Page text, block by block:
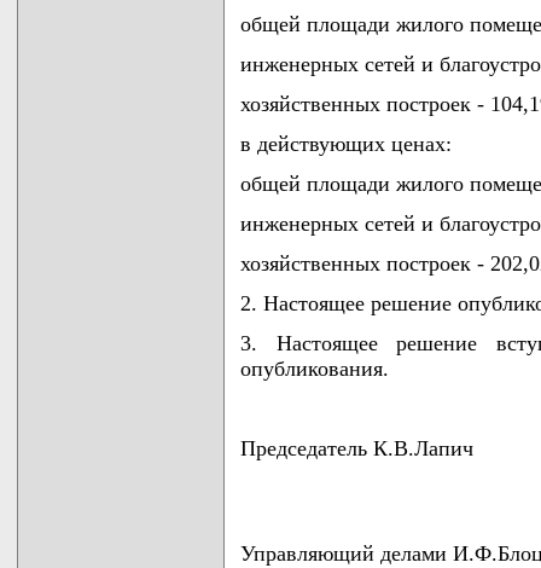
общей площади жилого
инженерных сетей и
хозяйственных построек -
в действующих ценах:
общей площади жилого
инженерных сетей и
хозяйственных построек -
2. Настоящее решение
3. Настоящее решение
опубликования.
Председатель К.В.Лапич
Управляющий делами